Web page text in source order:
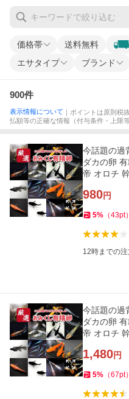
価格帯 送料無料
エサタイプ ブランド
900件
表示情報について ｜ポイントは原則税
払額等の正確な情報（付与条件・上限
今話題の過
ダカの卵
帝 オロチ
980円
5% （43pt）
12時までの
今話題の過
ダカの卵
帝 オロチ
1,480円
5% （67pt）